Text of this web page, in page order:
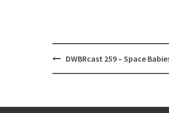
Post
navigation
DWBRcast 259 – Space